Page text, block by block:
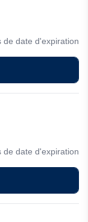
en 2 minutes
de date d'expiration
pour des offres
de date d'expiration